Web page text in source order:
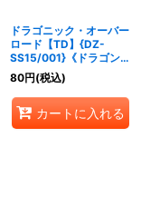
ドラゴニック・オーバー
ロード【TD】{DZ-
SS15/001}《ドラゴンエ
ンパイア》
80円(税込)
カートに入れる